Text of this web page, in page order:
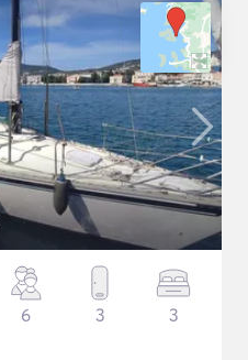
6 3 3